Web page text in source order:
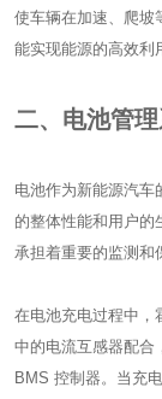
使车辆在加速、爬坡
能实现能源的高效利
二、电池管
电池作为新能源汽车
的整体性能和用户的
承担着重要的监测和
在电池充电过程中，
中的电流互感器配合
BMS 控制器。当充